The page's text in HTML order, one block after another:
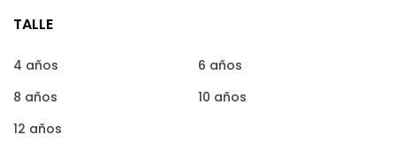
TALLE
4 años
6 años
8 años
10 años
12 años